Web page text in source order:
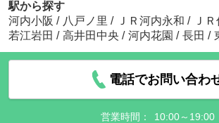
駅から探す
河内小阪 / 八戸ノ里 / ＪＲ河内永和 / Ｊ
若江岩田 / 高井田中央 / 河内花園 / 長田 /
電話でお問い合わ
営業時間：
10:00～19:00